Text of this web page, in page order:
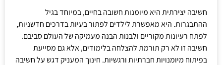
חשיבה יצירתית היא מיומנות חשובה בחיים, במיוחד בגיל
ההתבגרות. היא מאפשרת לילדים לפתור בעיות בדרכים חדשניות,
לפתח רעיונות מקוריים ולבנות הבנה מעמיקה של העולם סביבם.
חשיבה זו לא רק תורמת להצלחה בלימודים, אלא גם מסייעת
בפיתוח מיומנויות חברתיות ורגשיות. חינוך המעניק דגש על חשיבה